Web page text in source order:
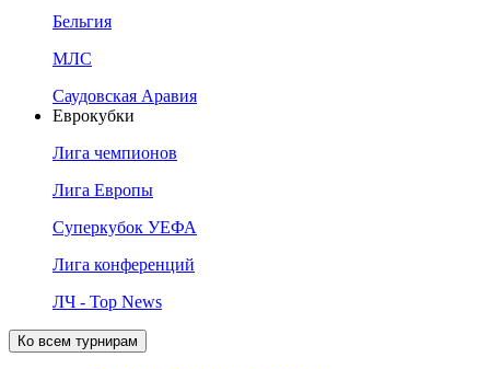
Бельгия
МЛС
Саудовская Аравия
Еврокубки
Лига чемпионов
Лига Европы
Суперкубок УЕФА
Лига конференций
ЛЧ - Top News
Ко всем турнирам